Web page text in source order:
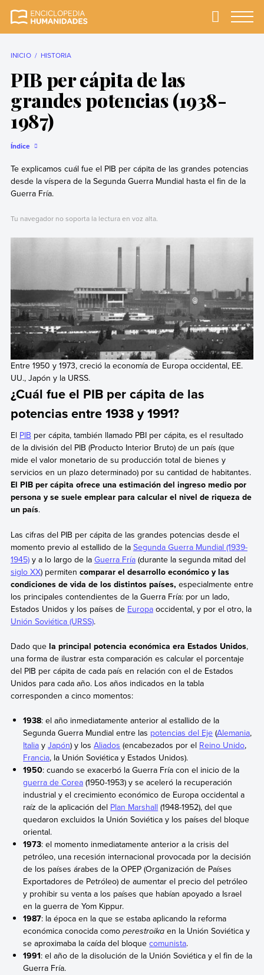
completa y más
Primary
INICIO HISTORIA
PIB per cápita de las
grandes potencias (1938-
1987)
Índice
Te explicamos cuál fue el PIB per cápita de las grandes potencias
desde la víspera de la Segunda Guerra Mundial hasta el fin de la
Guerra Fría.
Tu navegador no soporta la lectura en voz alta.
Entre 1950 y 1973, creció la economía de Europa occidental, EE.
UU., Japón y la URSS.
¿Cuál fue el PIB per cápita de las
potencias entre 1938 y 1991?
El PIB per cápita, también llamado PBI per cápita, es el resultado
de la división del PIB (Producto Interior Bruto) de un país (que
mide el valor monetario de su producción total de bienes y
servicios en un plazo determinado) por su cantidad de habitantes.
El PIB per cápita ofrece una estimación del ingreso medio por
persona y se suele emplear para calcular el nivel de riqueza de
un país.
Las cifras del PIB per cápita de las grandes potencias desde el
momento previo al estallido de la Segunda Guerra Mundial (1939-
1945)y a lo largo de la Guerra Fría(durante la segunda mitad del
siglo XX) permiten comparar el desarrollo económico y las
condiciones de vida de los distintos países, especialmente entre
los principales contendientes de la Guerra Fría: por un lado,
Estados Unidos y los países de Europaoccidental, y por el otro, la
Unión Soviética (URSS).
Dado que la principal potencia económica era Estados Unidos,
una forma de ilustrar esta comparación es calcular el porcentaje
del PIB per cápita de cada país en relación con el de Estados
Unidos para cada año. Los años indicados en la tabla
corresponden a cinco momentos:
1938: el año inmediatamente anterior al estallido de la
Segunda Guerra Mundial entre las potencias del Eje (Alemania,
Italia yJapón) y losAliados (encabezados por el Reino Unido,
Francia, la Unión Soviética y Estados Unidos).
1950: cuando se exacerbó la Guerra Fría con el inicio de la
guerra de Corea (1950-1953) y se aceleró la recuperación
industrial y el crecimiento económico de Europa occidental a
raíz de la aplicación del Plan Marshall (1948-1952), del que
quedaron excluidos la Unión Soviética y los países del bloque
oriental.
1973: el momento inmediatamente anterior a la crisis del
petróleo, una recesión internacional provocada por la decisión
de los países árabes de la OPEP (Organización de Países
Exportadores de Petróleo) de aumentar el precio del petróleo
y prohibir su venta a los países que habían apoyado a Israel
en la guerra de Yom Kippur.
1987: la época en la que se estaba aplicando la reforma
económica conocida comoperestroika en la Unión Soviética y
se aproximaba la caída del bloquecomunista.
1991: el año de la disolución de la Unión Soviética y el fin de la
Guerra Fría.